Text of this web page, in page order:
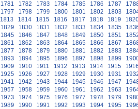
1781 1782 1783 1784 1785 1786 1787
1797 1798 1799 1800 1801 1802 1803
1813 1814 1815 1816 1817 1818 1819
1829 1830 1831 1832 1833 1834 1835
1845 1846 1847 1848 1849 1850 1851
1861 1862 1863 1864 1865 1866 1867
1877 1878 1879 1880 1881 1882 1883
1893 1894 1895 1896 1897 1898 1899
1909 1910 1911 1912 1913 1914 1915
1925 1926 1927 1928 1929 1930 1931
1941 1942 1943 1944 1945 1946 1947
1957 1958 1959 1960 1961 1962 1963
1973 1974 1975 1976 1977 1978 1979
1989 1990 1991 1992 1993 1994 1995